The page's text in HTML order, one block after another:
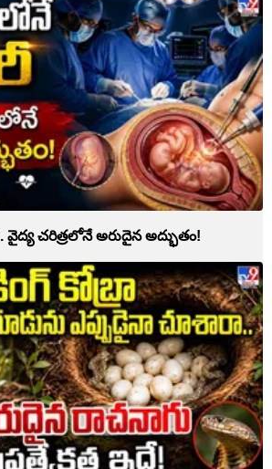
వైద్య చరిత్రలోనే అరుదైన అద్భుతం!